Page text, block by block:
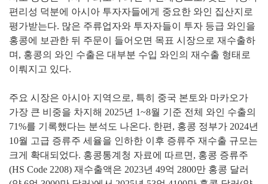
편리성 덕분에 아시아 투자자들에게 중요한 와인 집산지로
평가받는다. 많은 주류업자와 투자자들이 투자 등급 와인을
홍콩에 보관한 뒤 주문이 들어오면 목표 시장으로 재수출하
며, 홍콩의 와인 수출은 대부분 수입 와인의 재수출 형태로
이뤄지고 있다.
주요 시장은 아시아 지역으로, 특히 중국 본토와 마카오가
가장 큰 비중을 차지해 2025년 1~8월 기준 전체 와인 수출의
71%를 기록했다는 분석도 나온다. 한편, 홍콩 정부가 2024년
10월 고급 증류주 세율을 인하한 이후 증류주 재수출 규모는
크게 확대되었다. 홍콩통계청 자료에 따르면, 홍콩 증류주
(HS Code 2208) 재수출액은 2023년 49억 2800만 홍콩 달러